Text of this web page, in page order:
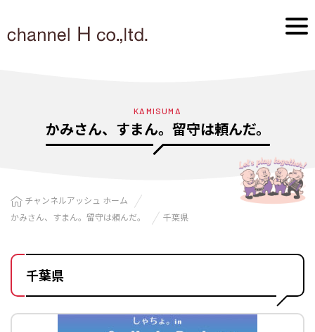
KAMISUMA
かみさん、すまん。留守は頼んだ。
チャンネルアッシュ ホーム
かみさん、すまん。留守は頼んだ。
千葉県
千葉県